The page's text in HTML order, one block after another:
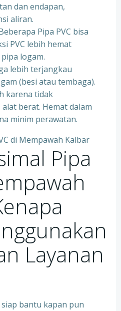
dan endapan,
aliran.
Pipa PVC bisa
PVC lebih hemat
logam.
lebih terjangkau
(besi atau tembaga).
karena tidak
berat. Hemat dalam
minim perawatan.
Pipa
Layanan
bantu kapan pun